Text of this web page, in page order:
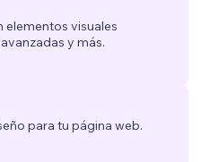
elementos visuales
y más.
para tu página web.